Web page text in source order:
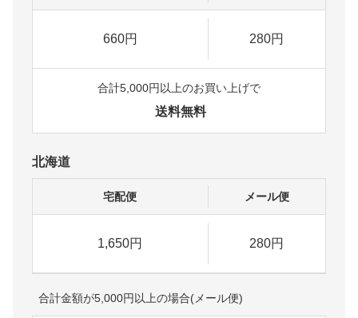
660円 280円
合計5,000円以上のお買い上げで
送料無料
北海道
宅配便 メール便
1,650円 280円
合計金額が5,000円以上の場合(メール便)